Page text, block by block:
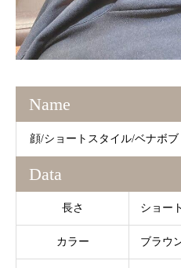
Name
顔/ショートスタイル/ベナボブ
Data
長さ ショート
カラー ブラウ